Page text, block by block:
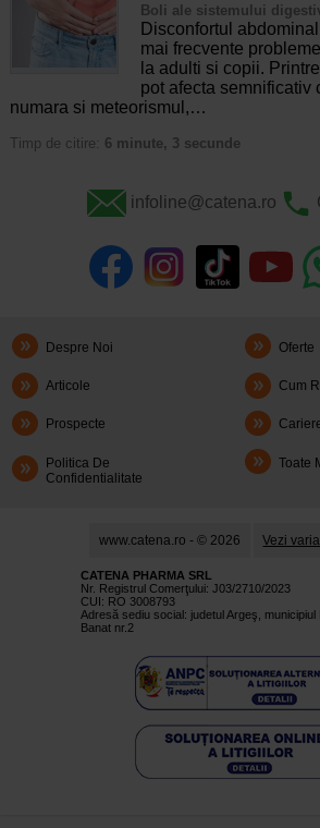
Boli ale sistemului
Disconfortul
mai frecvente
la adulti si copii.
pot afecta semnificativ
numara si meteorismul,…
Timp de citire: 6 minute, 3 secunde
infoline@catena.ro
Despre Noi Oferte
Articole Cum
Prospecte
Politica De
Confidentialitate
Toate
www.catena.ro - © 2026 Vezi
CATENA PHARMA SRL
Nr. Registrul Comerţului: J03/2710/2023
CUI: RO 3008793
Adresă sediu social: judetul Argeş, municipiul
Banat nr.2